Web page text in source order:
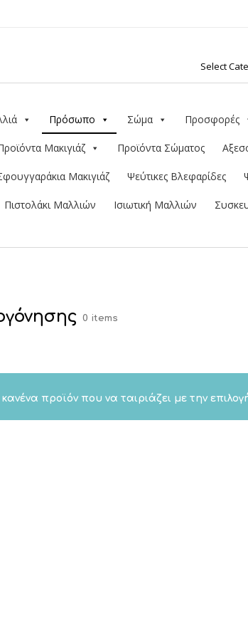
Πρόσωπο Σώμα Προσφορές
Μακιγιάζ Προϊόντα Σώματος
Μακιγιάζ Ψεύτικες Βλεφαρίδες
Πιστολάκι Μαλλιών Ισιωτική Μαλλιών
0 items
προϊόν που να ταιριάζει με την